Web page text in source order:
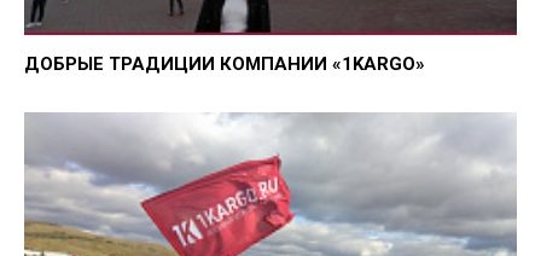
ДОБРЫЕ ТРАДИЦИИ КОМПАНИИ «1KARGO»